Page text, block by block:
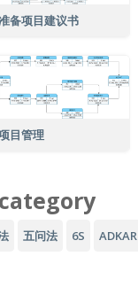
备项目建议书
目管理
五问法 6S ADKAR